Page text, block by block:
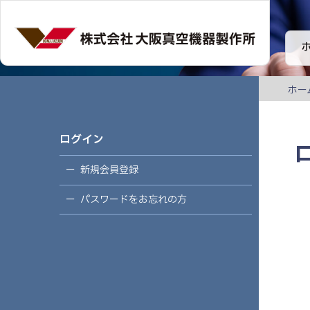
ホー
ログイン
新規会員登録
パスワードをお忘れの方